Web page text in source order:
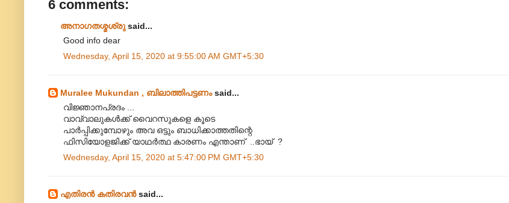
6 comments:
അനാഗതശ്മശ്രു said...
Good info dear
Wednesday, April 15, 2020 at 9:55:00 AM GMT+5:30
Muralee Mukundan , ബിലാത്തിപട്ടണംsaid...
വിജ്ഞാനപ്രദം ...
വാവ്വാലുകൾക്ക് വൈറസുകളെ കൂടെ
പാർപ്പിക്കുമ്പോഴും അവ ഒട്ടും ബാധിക്കാത്തതിന്റെ
ഫിസിയോളജിക്ക് യാഥർത്ഥ കാരണം എന്താണ് ..ഭായ് ?
Wednesday, April 15, 2020 at 5:47:00 PM GMT+5:30
എതിരന്‍ കതിരവന്‍said...